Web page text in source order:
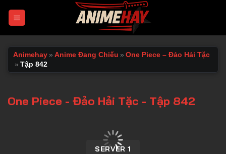
Animehay » Anime Đang Chiếu » One Piece – Đảo Hải Tặc
» Tập 842
One Piece - Đảo Hải Tặc - Tập 842
SERVER 1